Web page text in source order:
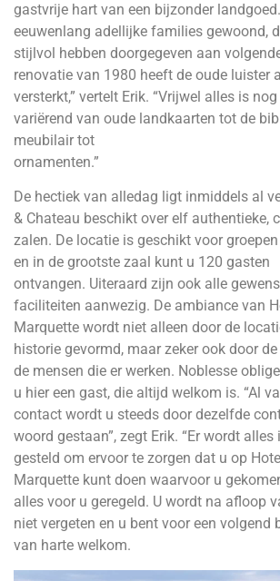
gastvrije hart van een bijzonder
eeuwenlang adellijke families gewoond,
stijlvol hebben doorgegeven aan
renovatie van 1980 heeft de oude luister
versterkt,” vertelt Erik. “Vrijwel alles is
variërend van oude landkaarten tot de
meubilair tot
ornamenten.”
De hectiek van alledag ligt inmiddels al
& Chateau beschikt over elf authentieke,
zalen. De locatie is geschikt voor
en in de grootste zaal kunt u 120 gasten
ontvangen. Uiteraard zijn ook alle
faciliteiten aanwezig. De ambiance van
Marquette wordt niet alleen door de
historie gevormd, maar zeker ook door
de mensen die er werken. Noblesse
u hier een gast, die altijd welkom is. “Al
contact wordt u steeds door dezelfde
woord gestaan”, zegt Erik. “Er wordt alles
gesteld om ervoor te zorgen dat u op
Marquette kunt doen waarvoor u
alles voor u geregeld. U wordt na afloop
niet vergeten en u bent voor een volgend
van harte welkom.